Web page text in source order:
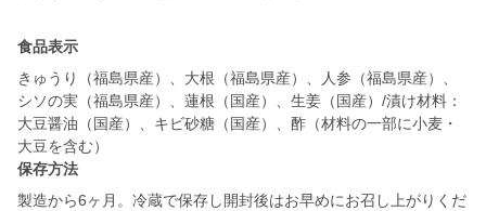
食品表示
きゅうり（福島県産）、大根（福島県産）、人参（福島県産）、
シソの実（福島県産）、蓮根（国産）、生姜（国産）/漬け材料：
大豆醤油（国産）、キビ砂糖（国産）、酢（材料の一部に小麦・
大豆を含む）
保存方法
製造から6ヶ月。冷蔵で保存し開封後はお早めにお召し上がりくだ